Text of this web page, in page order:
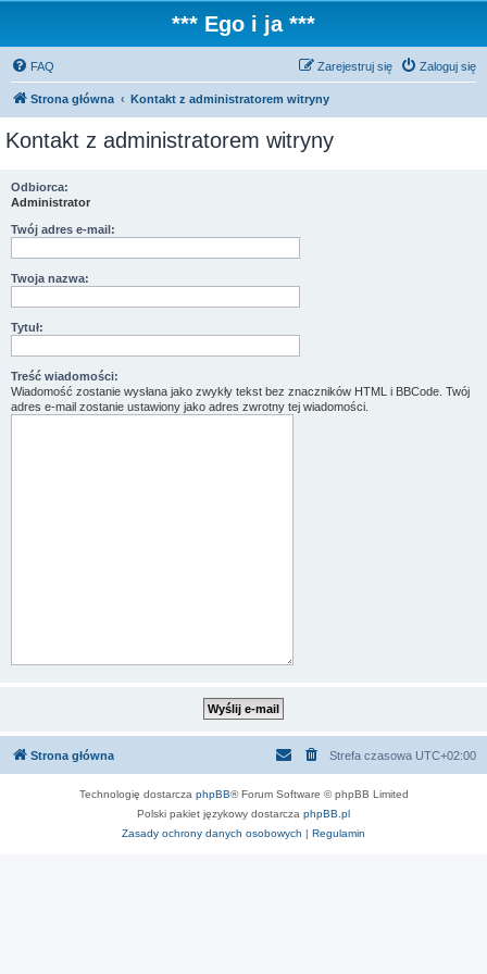
*** Ego i ja ***
FAQ Zaloguj się
Zarejestruj się
Strona główna Kontakt z administratorem witryny
Kontakt z administratorem witryny
Odbiorca:
Administrator
Twój adres e-mail:
Twoja nazwa:
Tytuł:
Treść wiadomości:
Wiadomość zostanie wysłana jako zwykły tekst bez znaczników HTML i BBCode. Twój
adres e-mail zostanie ustawiony jako adres zwrotny tej wiadomości.
Strona główna Strefa czasowa UTC+02:00
Technologię dostarcza phpBB® Forum Software © phpBB Limited
Polski pakiet językowy dostarcza phpBB.pl
Zasady ochrony danych osobowych | Regulamin